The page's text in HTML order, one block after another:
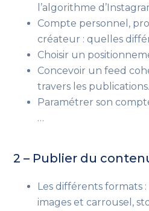
l’algorithme
Compte personnel,
créateur : quelles
Choisir un
Concevoir un feed
travers les publications.
Paramétrer son
…
2 – Publier du
Les différents formats
images et carrousel,